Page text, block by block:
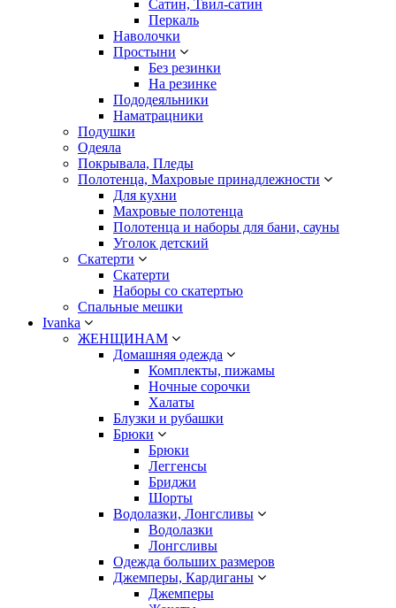
Сатин, Твил-сатин
Перкаль
Наволочки
Простыни
Без резинки
На резинке
Пододеяльники
Наматрацники
Подушки
Одеяла
Покрывала, Пледы
Полотенца, Махровые принадлежности
Для кухни
Махровые полотенца
Полотенца и наборы для бани, сауны
Уголок детский
Скатерти
Скатерти
Наборы со скатертью
Спальные мешки
Ivanka
ЖЕНЩИНАМ
Домашняя одежда
Комплекты, пижамы
Ночные сорочки
Халаты
Блузки и рубашки
Брюки
Брюки
Леггенсы
Бриджи
Шорты
Водолазки, Лонгсливы
Водолазки
Лонгсливы
Одежда больших размеров
Джемперы, Кардиганы
Джемперы